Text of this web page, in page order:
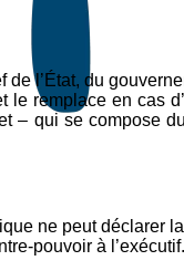
l’État, du
remplace en cas
– qui se compose
ne peut déclarer
pouvoir à l’exécutif.